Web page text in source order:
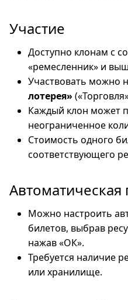
Участие
Доступно клонам с
«ремесленник» и
Участвовать можно
лотерея»
Каждый клон может
неограниченное
Стоимость одного
соответствующего
Автоматическая
Можно настроить
билетов, выбрав
нажав «ОК».
Требуется наличие
или хранилище.